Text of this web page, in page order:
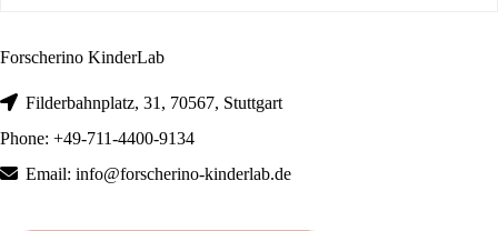
Forscherino KinderLab
Filderbahnplatz, 31, 70567, Stuttgart
Phone: +49-711-4400-9134
Email: info@forscherino-kinderlab.de